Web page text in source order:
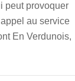
peut provoquer
au service
En Verdunois,